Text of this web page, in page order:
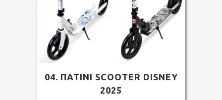
04. ΠΑΤΙΝΙ SCOOTER DISNEY
2025